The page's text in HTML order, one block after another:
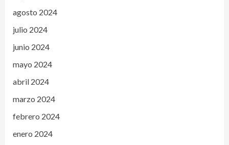
agosto 2024
julio 2024
junio 2024
mayo 2024
abril 2024
marzo 2024
febrero 2024
enero 2024